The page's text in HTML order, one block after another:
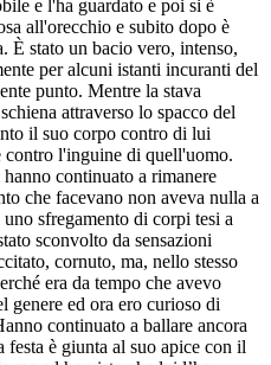
e l'ha guardato e poi si è
all'orecchio e subito dopo è
È stato un bacio vero, intenso,
per alcuni istanti incuranti del
punto. Mentre la stava
attraverso lo spacco del
il suo corpo contro di lui
contro l'inguine di quell'uomo.
continuato a rimanere
che facevano non aveva nulla a
sfregamento di corpi tesi a
sconvolto da sensazioni
cornuto, ma, nello stesso
era da tempo che avevo
genere ed ora ero curioso di
continuato a ballare ancora
è giunta al suo apice con il